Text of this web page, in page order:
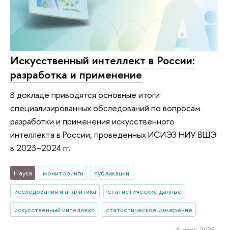
Искусственный интеллект в России:
разработка и применение
В докладе приводятся основные итоги
специализированных обследований по вопросам
разработки и применения искусственного
интеллекта в России, проведенных ИСИЭЗ НИУ ВШЭ
в 2023–2024 гг.
Наука мониторинги
публикации
исследования и аналитика
статистические данные
искусственный интеллект
статистическое измерение